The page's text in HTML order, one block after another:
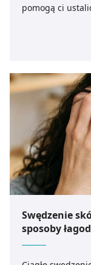
pomogą ci
Swędzenie
sposoby